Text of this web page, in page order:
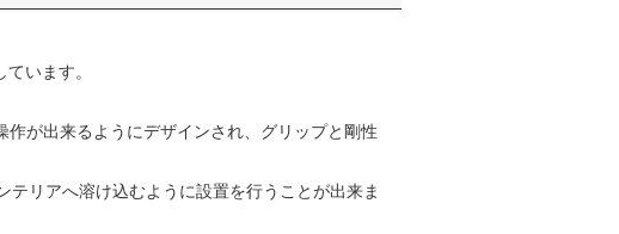
います。
が出来るようにデザインされ、グリップと剛性
リアへ溶け込むように設置を行うことが出来ま